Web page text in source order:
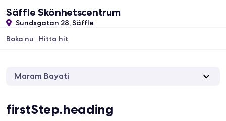
Säffle Skönhetscentrum
Sundsgatan 28, Säffle
Boka nu
Hitta hit
Maram Bayati
firstStep.heading